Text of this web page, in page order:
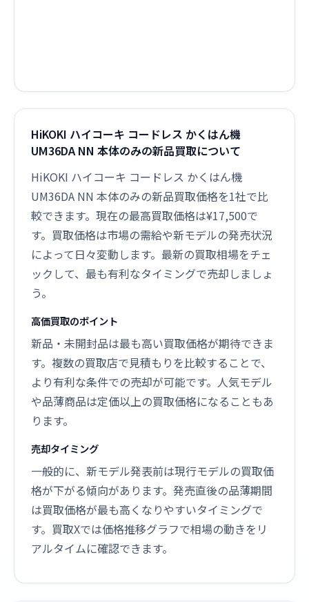
HiKOKI ハイコーキ コードレス かくはん機
UM36DA NN 本体のみの新品買取について
HiKOKI ハイコーキ コードレス かくはん機
UM36DA NN 本体のみの新品買取価格を1社で比
較できます。現在の最高買取価格は¥17,500で
す。買取価格は市場の需給や新モデルの発売状況
によって日々変動します。最新の買取相場をチェ
ックして、最も有利なタイミングで売却しましょ
う。
高価買取のポイント
新品・未開封品は最も高い買取価格が期待できま
す。複数の買取店で見積もりを比較することで、
より有利な条件での売却が可能です。人気モデル
や品薄商品は定価以上の買取価格になることもあ
ります。
売却タイミング
一般的に、新モデル発表前は現行モデルの買取価
格が下がる傾向があります。発売直後の品薄期間
は買取価格が最も高くなりやすいタイミングで
す。買取Xでは価格推移グラフで相場の動きをリ
アルタイムに確認できます。